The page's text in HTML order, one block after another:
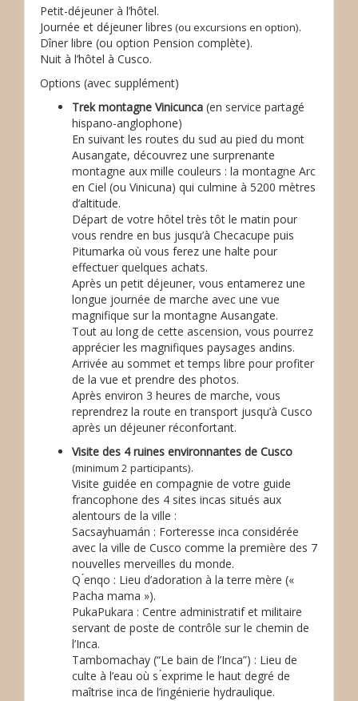
Petit-déjeuner à l’hôtel.
Journée et déjeuner libres (ou excursions en option).
Dîner libre (ou option Pension complète).
Nuit à l’hôtel à Cusco.
Options (avec supplément)
Trek montagne Vinicunca (en service partagé
hispano-anglophone)
En suivant les routes du sud au pied du mont
Ausangate, découvrez une surprenante
montagne aux mille couleurs : la montagne Arc
en Ciel (ou Vinicuna) qui culmine à 5200 mètres
d’altitude.
Départ de votre hôtel très tôt le matin pour
vous rendre en bus jusqu’à Checacupe puis
Pitumarka où vous ferez une halte pour
effectuer quelques achats.
Après un petit déjeuner, vous entamerez une
longue journée de marche avec une vue
magnifique sur la montagne Ausangate.
Tout au long de cette ascension, vous pourrez
apprécier les magnifiques paysages andins.
Arrivée au sommet et temps libre pour profiter
de la vue et prendre des photos.
Après environ 3 heures de marche, vous
reprendrez la route en transport jusqu’à Cusco
après un déjeuner réconfortant.
Visite des 4 ruines environnantes de Cusco
(minimum 2 participants).
Visite guidée en compagnie de votre guide
francophone des 4 sites incas situés aux
alentours de la ville :
Sacsayhuamán : Forteresse inca considérée
avec la ville de Cusco comme la première des 7
nouvelles merveilles du monde.
Q ́enqo : Lieu d’adoration à la terre mère («
Pacha mama »).
PukaPukara : Centre administratif et militaire
servant de poste de contrôle sur le chemin de
l’Inca.
Tambomachay (“Le bain de l’Inca”) : Lieu de
culte à l’eau où s ́exprime le haut degré de
maîtrise inca de l’ingénierie hydraulique.